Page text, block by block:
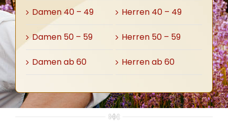
Damen 40 – 49
Damen 50 – 59
Damen ab 60
Herren 40 – 49
Herren 50 – 59
Herren ab 60